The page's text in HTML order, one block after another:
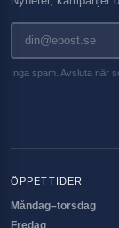
Inga spam. Avsluta när
ÖPPETTIDER
Måndag–torsdag